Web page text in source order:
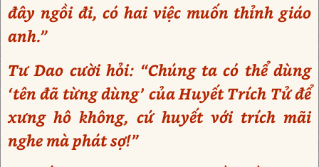
đây ngồi đi, có hai việc muốn thỉnh giáo
anh.”
Tư Dao cười hỏi: “Chúng ta có thể dùng
‘tên đã từng dùng’ của Huyết Trích Tử để
xưng hô không, cứ huyết với trích mãi
nghe mà phát sợ!”